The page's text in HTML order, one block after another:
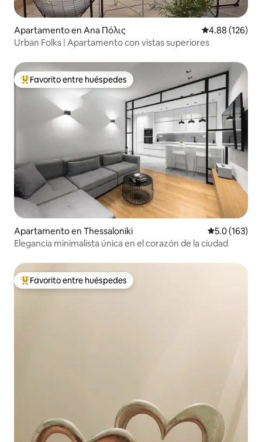
Apartamento en Ana Πόλις Calificación
4.88 (126)
Urban Folks | Apartamento con vistas superiores
Favorito entre huéspedes preferido
Favorito entre huéspedes
Apartamento en Thessaloniki Calificación
5.0 (163)
Elegancia minimalista única en el corazón de la ciudad
Favorito entre huéspedes preferido
Favorito entre huéspedes